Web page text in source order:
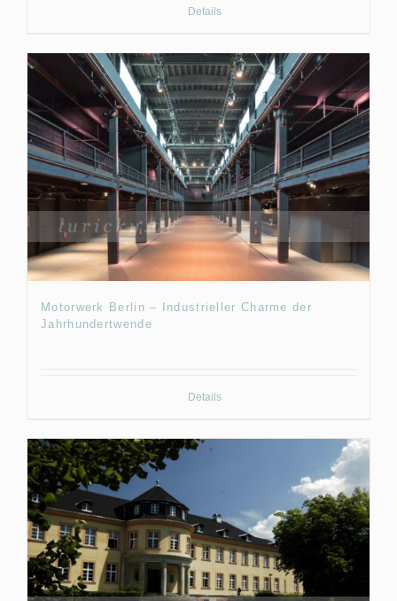
Details
Motorwerk Berlin – Industrieller Charme der
Jahrhundertwende
Details